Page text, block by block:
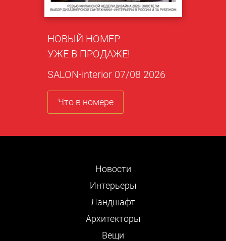
НОВЫЙ НОМЕР
УЖЕ В ПРОДАЖЕ!
SALON-interior 07/08 2026
Что в номере
Новости
Интерьеры
Ландшафт
Архитекторы
Вещи